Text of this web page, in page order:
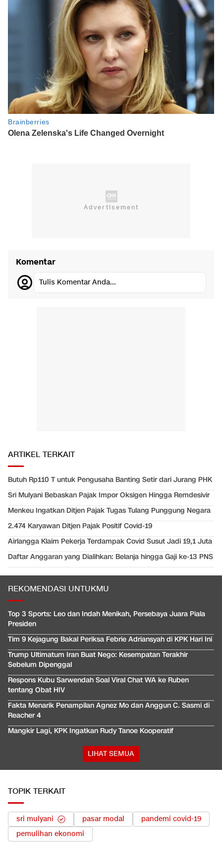
Komentar
Tulis Komentar Anda...
ARTIKEL TERKAIT
Butuh Rp110 T untuk Pengusaha Banting Setir dari Jurang PHK
Sri Mulyani Bebaskan Pajak Impor Oksigen Hingga Remdesivir
Menkeu Ingatkan Ditjen Pajak Tugas Tulang Punggung Negara
2.474 Karyawan Ditjen Pajak Positif Covid-19
Airlangga Klaim Pekerja Terdampak Covid Susut Jadi 19,1 Juta
Daftar Anggaran yang Dialihkan: Belanja hingga Gaji ke-13 PNS
REKOMENDASI UNTUKMU
Top 3 Sports: Leo dan Indah Menikah, Persebaya Juara Piala
Presiden
Tim 9 Kejagung Bakal Periksa Febrie Adriansyah di KPK Hari Ini
Trump Ultimatum Iran Buat Nego: Kesempatan Terakhir
Sebelum Dipenggal
Respons Kubu Sarwendah Soal Viral Chat WA ke Ruben
tentang Obat HIV
Fakta Menarik Penampilan Agnez Mo dan Anggun C. Sasmi di
Reacher 4
Mangkir Lagi, KPK Ingatkan Rudy Tanoe Kooperatif
LIHAT SEMUA
TOPIK TERKAIT
sri mulyani pasar modal
pandemi covid-19
pemulihan ekonomi